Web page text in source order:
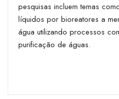
pesquisas incluem temas
líquidos por bioreatores a
água utilizando processos
purificação de águas.